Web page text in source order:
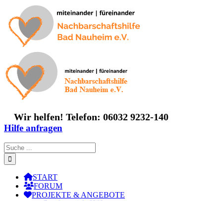
Inhalt
springen
Wir helfen! Telefon: 06032 9232-140
Hilfe anfragen
Suche
nach:
START
FORUM
PROJEKTE & ANGEBOTE